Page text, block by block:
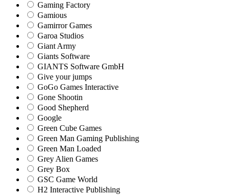
Gaming Factory
Gamious
Gamirror Games
Garoa Studios
Giant Army
Giants Software
GIANTS Software GmbH
Give your jumps
GoGo Games Interactive
Gone Shootin
Good Shepherd
Google
Green Cube Games
Green Man Gaming Publishing
Green Man Loaded
Grey Alien Games
Grey Box
GSC Game World
H2 Interactive Publishing